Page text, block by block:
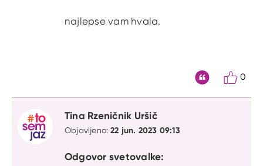
najlepse vam hvala.
0
Tina Rzeničnik Uršič
Objavljeno:22 jun. 2023 09:13
Odgovor svetovalke: